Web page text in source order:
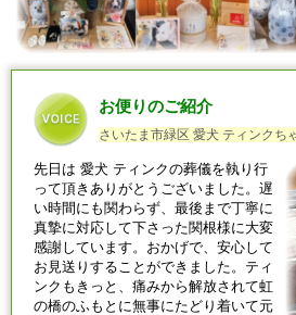
お便りのご紹介
さいたま市緑区 愛犬 ティンクち
先日は 愛犬 ティンクの葬儀を執り行
って頂きありがとうございました。遅
い時間にも関わらず、最後まで丁寧に
真摯に対応して下さった関根様に大変
感謝しています。おかげで、安心して
お見送りすることができました。ティ
ンクもきっと、痛みから解放されて虹
の橋のふもとに無事にたどり着いて元